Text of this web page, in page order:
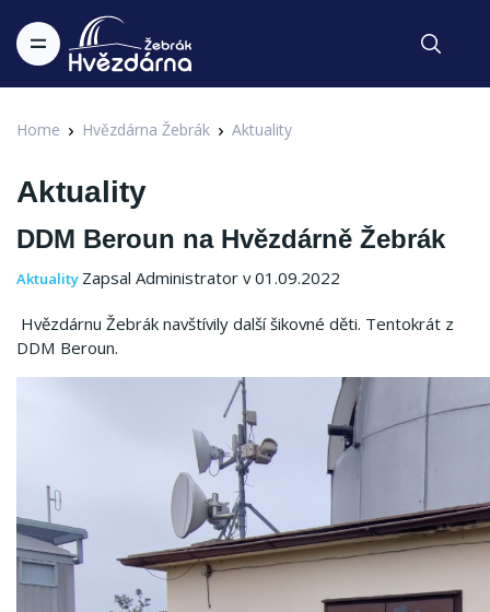
Home Hvězdárna Žebrák Aktuality
Aktuality
DDM Beroun na Hvězdárně Žebrák
Aktuality Zapsal Administrator v 01.09.2022
Hvězdárnu Žebrák navštívily další šikovné děti. Tentokrát z
DDM Beroun.